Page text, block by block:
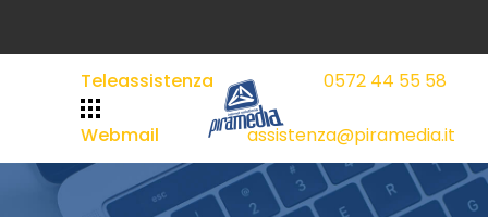
Teleassistenza
Webmail
0572 44 55 58
assistenza@piramedia.it